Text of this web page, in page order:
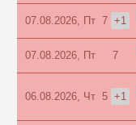
07.08.2026, Пт 7 +1
07.08.2026, Пт 7
06.08.2026, Чт 5 +1